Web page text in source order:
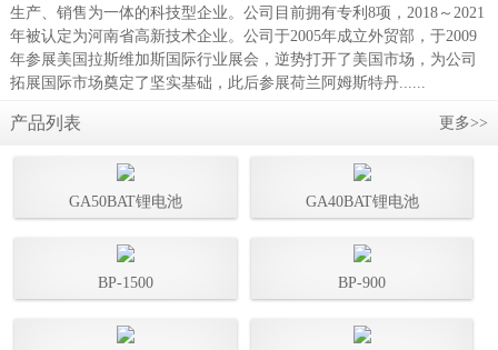
生产、销售为一体的科技型企业。公司目前拥有专利8项，2018～2021
年被认定为河南省高新技术企业。公司于2005年成立外贸部，于2009
年参展美国拉斯维加斯国际行业展会，逆势打开了美国市场，为公司
拓展国际市场奠定了坚实基础，此后参展荷兰阿姆斯特丹......
产品列表 更多>>
GA50BAT锂电池 GA40BAT锂电池
BP-1500 BP-900